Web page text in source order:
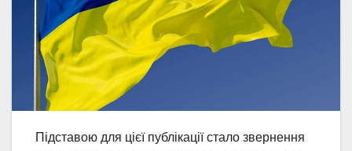
Підставою для цієї публікації стало звернення